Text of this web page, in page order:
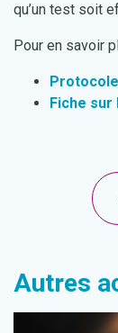
qu’un test soit
Pour en savoir
Fiche
Autres